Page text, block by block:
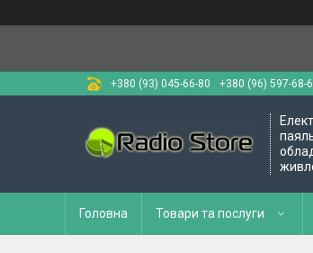
+380 (93) 045-66-80 +380 (96) 597-68-
Головна Товари та послуги